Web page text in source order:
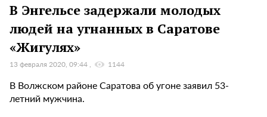
В Энгельсе задержали молодых
людей на угнанных в Саратове
«Жигулях»
13 февраля 2020, 09:44 1144
В Волжском районе Саратова об угоне заявил 53-
летний мужчина.